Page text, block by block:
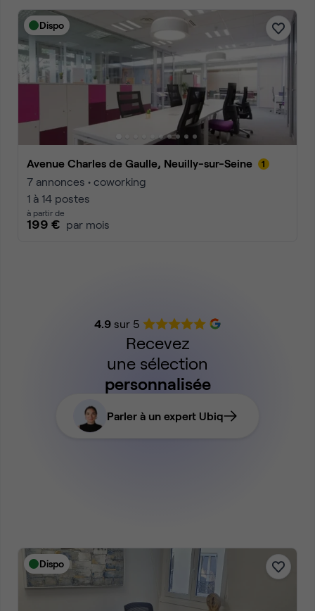
Dispo
Avenue Charles de Gaulle, Neuilly-sur-Seine
7 annonces • coworking
1 à 14 postes
à partir de
199 € par mois
4.9sur 5
Recevez
une sélection
personnalisée
Parler à un expert Ubiq
Dispo